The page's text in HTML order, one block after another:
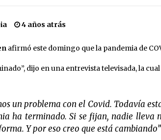
atrás
de las Mujeres, anuncia
atrás
ambos países
atrás
4 años atrás
afirmó este domingo que la pandemia de
dijo en una entrevista televisada, la
un problema con el Covid. Todavía
ha terminado. Si se fijan, nadie lleva
Y por eso creo que está cambiando”